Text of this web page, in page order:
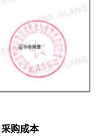
购成本